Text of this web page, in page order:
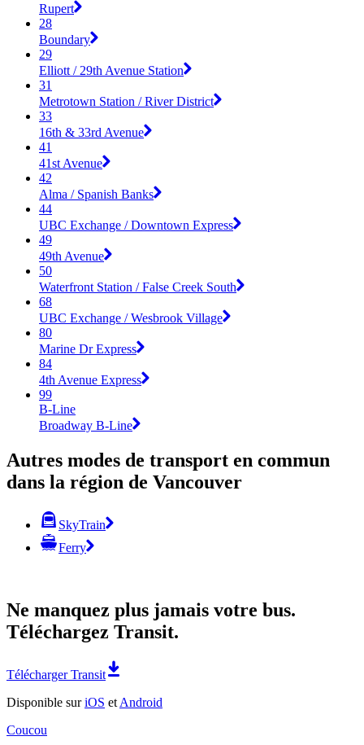
Rupert
28
Boundary
29
Elliott / 29th Avenue Station
31
Metrotown Station / River District
33
16th & 33rd Avenue
41
41st Avenue
42
Alma / Spanish Banks
44
UBC Exchange / Downtown Express
49
49th Avenue
50
Waterfront Station / False Creek South
68
UBC Exchange / Wesbrook Village
80
Marine Dr Express
84
4th Avenue Express
99
B-Line
Broadway B-Line
Autres modes de transport en commun
dans la région de Vancouver
SkyTrain
Ferry
Ne manquez plus jamais votre bus.
Téléchargez Transit.
Télécharger Transit
Disponible suriOS et Android
Coucou